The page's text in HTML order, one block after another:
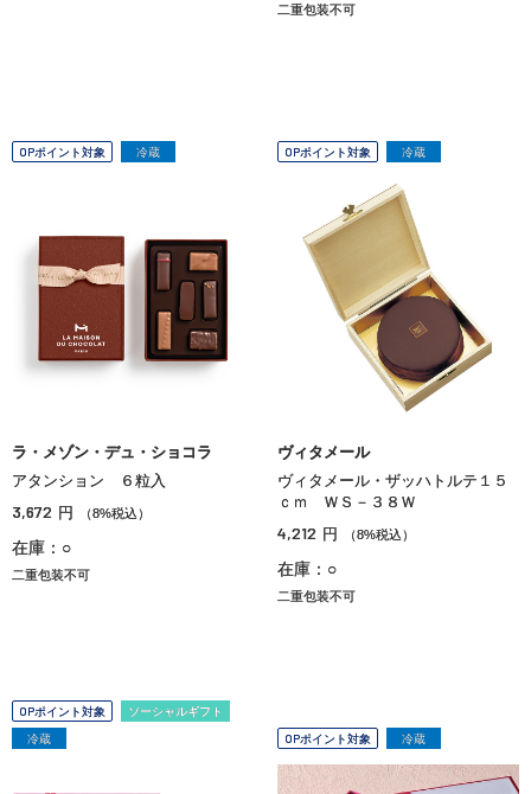
二重包装不可
OPポイント対象 冷蔵
ラ・メゾン・デュ・ショコラ
アタンション ６粒入
3,672 円 （8%税込）
在庫：○
二重包装不可
OPポイント対象 冷蔵
ヴィタメール
ヴィタメール・ザッハトルテ１５
ｃｍ ＷＳ－３８Ｗ
4,212 円 （8%税込）
在庫：○
二重包装不可
OPポイント対象
ソーシャルギフト
冷蔵
OPポイント対象 冷蔵